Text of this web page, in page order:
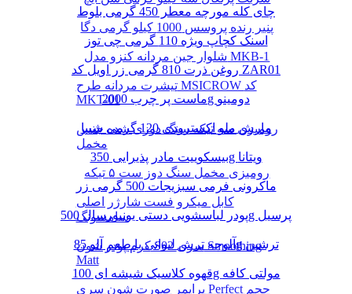
پنیر رنده پروسس 1000 کیلو گرمی دگا
شلوار جین مردانه کنزو مدل MKB-1
تیشرت مردانه طرح MSICROW کد
MKT-01
رومیزی سه تیکه سنگ دوزی شده جنس
مخمل
رومیزی مخمل سنگ دوز ست ۵ تیکه
کابل میکرو فست شارژر اصلی
سامسونگ
کرم پودر شون S02 سری Smoothing
Matt
پرایمر صورت شون سری Perfect حجم
چای کله مورچه معطر 450 گرمی بلوط
اسنک کچاپ ویژه 110 گرمی چی توز
روغن ذرت 810 گرمی زر اویل کد ZAR01
ماست پر چرب 2000g دومینو
مارش ملو اکسترودی 120 گرمی شیبا
بیسکوییت مادر پذیرایی 350g ویتانا
ماکرونی فرمی سبزیجات 500 گرمی زر
پودر لباسشویی دستی یونیورسال 500g پرسیل
آلوچه ترش لیوانی با طعم آلو 85g ترشین
قهوه کلاسیک شیشه ای 100g مولتی کافه